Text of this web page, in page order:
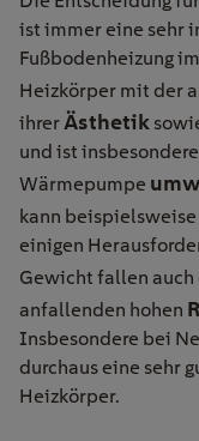
ist immer eine sehr
Fußbodenheizung
Heizkörper mit der
ihrer Ästhetik
und ist
Wärmepumpe
kann beispielsweise
einigen
Gewicht fallen auch
anfallenden hohen
Insbesondere bei
durchaus eine sehr
Heizkörper.